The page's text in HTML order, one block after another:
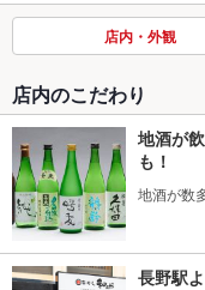
店内・外観
店内のこだわり
地酒が
も！
地酒が数
長野駅